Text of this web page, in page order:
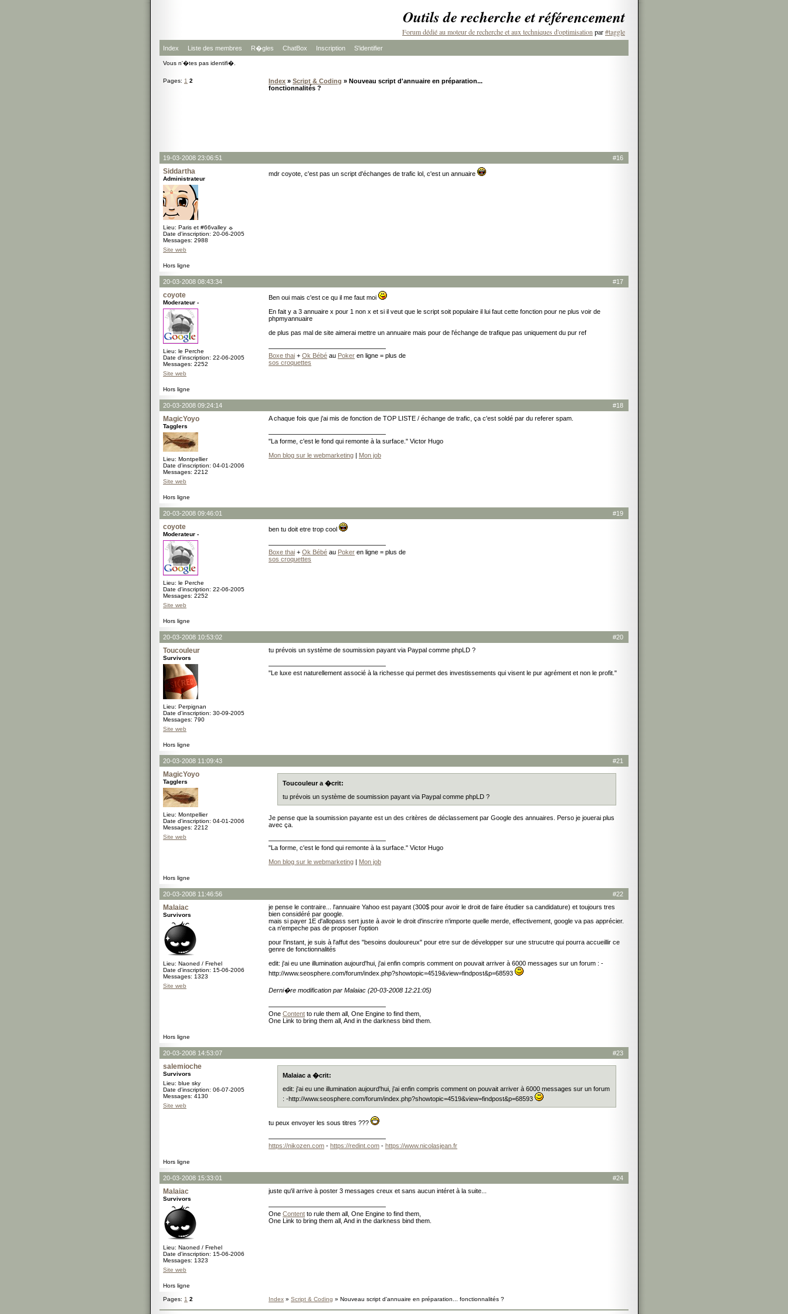
Outils de recherche et référencement
Forum dédié au moteur de recherche et aux techniques d'optimisation par#taggle
Index Liste des membres R�gles ChatBox Inscription S'identifier
Vous n'�tes pas identifi�.
Pages: 1 2 Index » Script & Coding » Nouveau script d'annuaire en préparation...
fonctionnalités ?
#16
19-03-2008 23:06:51
Siddartha
Administrateur
Lieu: Paris et #66valley ☼
Date d'inscription: 20-06-2005
Messages: 2988
Site web
mdr coyote, c'est pas un script d'échanges de trafic lol, c'est un annuaire
Hors ligne
#17
20-03-2008 08:43:34
coyote
Moderateur -
Lieu: le Perche
Date d'inscription: 22-06-2005
Messages: 2252
Site web
Ben oui mais c'est ce qu il me faut moi
En fait y a 3 annuaire x pour 1 non x et si il veut que le script soit populaire il lui faut cette fonction pour ne plus voir de
phpmyannuaire
de plus pas mal de site aimerai mettre un annuaire mais pour de l'échange de trafique pas uniquement du pur ref
Boxe thai + Ok Bébé au Poker en ligne = plus de
sos croquettes
Hors ligne
#18
20-03-2008 09:24:14
MagicYoyo
Tagglers
Lieu: Montpellier
Date d'inscription: 04-01-2006
Messages: 2212
Site web
A chaque fois que j'ai mis de fonction de TOP LISTE / échange de trafic, ça c'est soldé par du referer spam.
"La forme, c'est le fond qui remonte à la surface." Victor Hugo
Mon blog sur le webmarketing | Mon job
Hors ligne
#19
20-03-2008 09:46:01
coyote
Moderateur -
Lieu: le Perche
Date d'inscription: 22-06-2005
Messages: 2252
Site web
ben tu doit etre trop cool
Boxe thai + Ok Bébé au Poker en ligne = plus de
sos croquettes
Hors ligne
#20
20-03-2008 10:53:02
Toucouleur
Survivors
Lieu: Perpignan
Date d'inscription: 30-09-2005
Messages: 790
Site web
tu prévois un système de soumission payant via Paypal comme phpLD ?
"Le luxe est naturellement associé à la richesse qui permet des investissements qui visent le pur agrément et non le profit."
Hors ligne
#21
20-03-2008 11:09:43
MagicYoyo
Tagglers
Lieu: Montpellier
Date d'inscription: 04-01-2006
Messages: 2212
Site web
Toucouleur a �crit:
tu prévois un système de soumission payant via Paypal comme phpLD ?
Je pense que la soumission payante est un des critères de déclassement par Google des annuaires. Perso je jouerai plus
avec ça.
"La forme, c'est le fond qui remonte à la surface." Victor Hugo
Mon blog sur le webmarketing | Mon job
Hors ligne
#22
20-03-2008 11:46:56
Malaiac
Survivors
Lieu: Naoned / Frehel
Date d'inscription: 15-06-2006
Messages: 1323
Site web
je pense le contraire... l'annuaire Yahoo est payant (300$ pour avoir le droit de faire étudier sa candidature) et toujours tres
bien considéré par google.
mais si payer 1E d'allopass sert juste à avoir le droit d'inscrire n'importe quelle merde, effectivement, google va pas apprécier.
ca n'empeche pas de proposer l'option
pour l'instant, je suis à l'affut des "besoins douloureux" pour etre sur de développer sur une strucutre qui pourra accueillir ce
genre de fonctionnalités
edit: j'ai eu une illumination aujourd'hui, j'ai enfin compris comment on pouvait arriver à 6000 messages sur un forum : -
http://www.seosphere.com/forum/index.php?showtopic=4519&view=findpost&p=68593
Derni�re modification par Malaiac (20-03-2008 12:21:05)
One Content to rule them all, One Engine to find them,
One Link to bring them all, And in the darkness bind them.
Hors ligne
#23
20-03-2008 14:53:07
salemioche
Survivors
Lieu: blue sky
Date d'inscription: 06-07-2005
Messages: 4130
Site web
Malaiac a �crit:
edit: j'ai eu une illumination aujourd'hui, j'ai enfin compris comment on pouvait arriver à 6000 messages sur un forum
: -http://www.seosphere.com/forum/index.php?showtopic=4519&view=findpost&p=68593
tu peux envoyer les sous titres ???
https://nikozen.com - https://redint.com - https://www.nicolasjean.fr
Hors ligne
#24
20-03-2008 15:33:01
Malaiac
Survivors
Lieu: Naoned / Frehel
Date d'inscription: 15-06-2006
Messages: 1323
Site web
juste qu'il arrive à poster 3 messages creux et sans aucun intéret à la suite...
One Content to rule them all, One Engine to find them,
One Link to bring them all, And in the darkness bind them.
Hors ligne
Pages: 1 2 Index » Script & Coding » Nouveau script d'annuaire en préparation... fonctionnalités ?